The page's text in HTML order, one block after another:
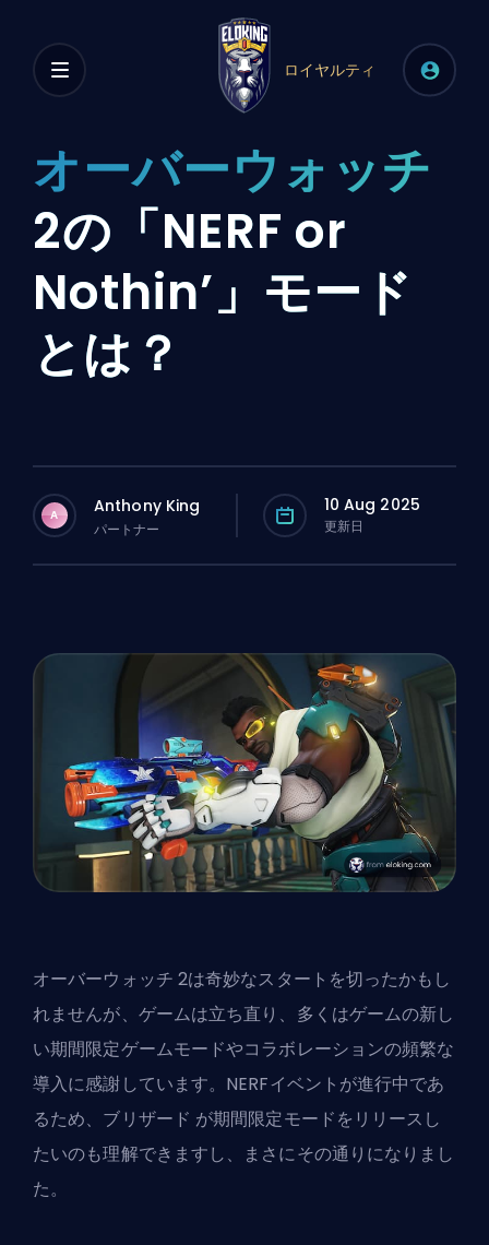
ロイヤルティ
オーバーウォッチ
2の「NERF or
Nothin’」モード
とは？
A Anthony King
パートナー
10 Aug 2025
更新日
オーバーウォッチ 2は奇妙なスタートを切ったかもし
れませんが、ゲームは立ち直り、多くはゲームの新し
い期間限定ゲームモードやコラボレーションの頻繁な
導入に感謝しています。NERFイベントが進行中であ
るため、 ブリザード が期間限定モードをリリースし
たいのも理解できますし、まさにその通りになりまし
た。